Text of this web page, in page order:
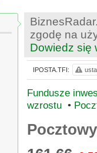
zgodę na
Dowiedz się
Fundusze
wzrostu •
IPOSTA.TFI: